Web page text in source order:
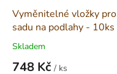
Vyměnitelné vložky pro
sadu na podlahy - 10ks
Skladem
748 Kč / ks